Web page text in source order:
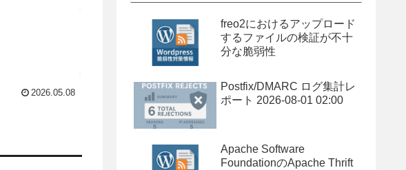
2026.05.08
freo2におけるアップロード
するファイルの検証が不十
分な脆弱性
Postfix/DMARC ログ集計レ
ポート 2026-08-01 02:00
Apache Software
FoundationのApache Thrift